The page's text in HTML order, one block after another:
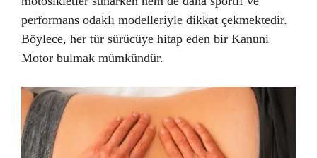
performans odaklı modelleriyle dikkat çekmektedir.
Böylece, her tür sürücüye hitap eden bir Kanuni
Motor bulmak mümkündür.